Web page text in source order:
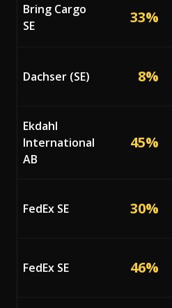
Bring Cargo
SE
33%
Dachser (SE) 8%
Ekdahl
International
AB
45%
FedEx SE 30%
FedEx SE 46%